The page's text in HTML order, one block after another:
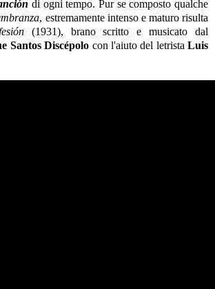
di ogni tempo. Pur se composto qualche
, estremamente intenso e maturo risulta
(1931), brano scritto e musicato dal
Santos Discépolo con l'aiuto del letrista Luis